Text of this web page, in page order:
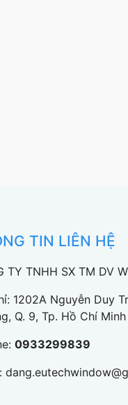
TIN LIÊN HỆ
TY TNHH SX TM DV
1202A Nguyễn Duy
Q. 9, Tp. Hồ Chí
0933299839